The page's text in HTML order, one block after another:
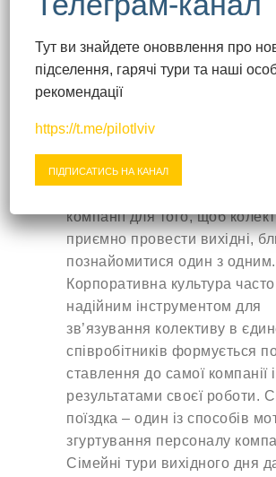
IHAVEN THULUSDHOO
Мальдіви
Маврикій
Домінікана
ISLAND PARADISE INN
Танзанія
INFINITY 8 BALI
Індонезія
Кенія
Житомир, Бердичів.
Школярам цікаві будуть тури
вихідного дня до Канева (на
батьківщину Тараса
страусину ферму, “Парк
на бананову ферму.
компанії для того, щоб
приємно провести вихідні,
познайомитися один з одним.
Корпоративна культура
надійним інструментом для
зв’язування колективу в
співробітників формується
ставлення до самої компанії і
результатами своєї роботи.
поїздка – один із способів
згуртування персоналу
Сімейні тури вихідного дня
Тут ви знайдете оноввлення про
підселення, гарячі тури та наші
рекомендації
https://t.me/pilotlviv
ПІДПИСАТИСЬ НА КАНАЛ